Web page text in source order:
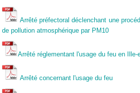
Arrêté préfectoral déclenchant une
de pollution atmosphérique par PM10
Arrêté réglementant l'usage du feu en Ille-
Arrêté concernant l'usage du feu